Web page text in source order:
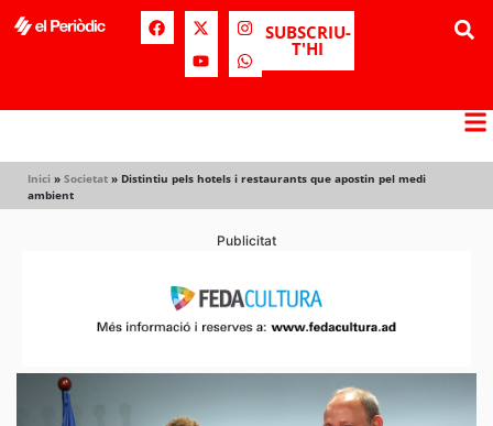
SUBSCRIU-
T'HI
Inici » Societat » Distintiu pels hotels i restaurants que apostin pel medi
ambient
Publicitat